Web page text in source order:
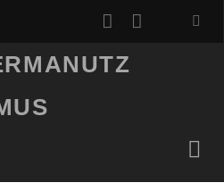
instagram